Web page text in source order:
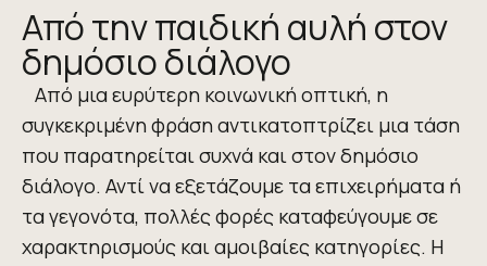
Από την παιδική αυλή στον
δημόσιο διάλογο
Από μια ευρύτερη κοινωνική οπτική, η
συγκεκριμένη φράση αντικατοπτρίζει μια τάση
που παρατηρείται συχνά και στον δημόσιο
διάλογο. Αντί να εξετάζουμε τα επιχειρήματα ή
τα γεγονότα, πολλές φορές καταφεύγουμε σε
χαρακτηρισμούς και αμοιβαίες κατηγορίες. Η